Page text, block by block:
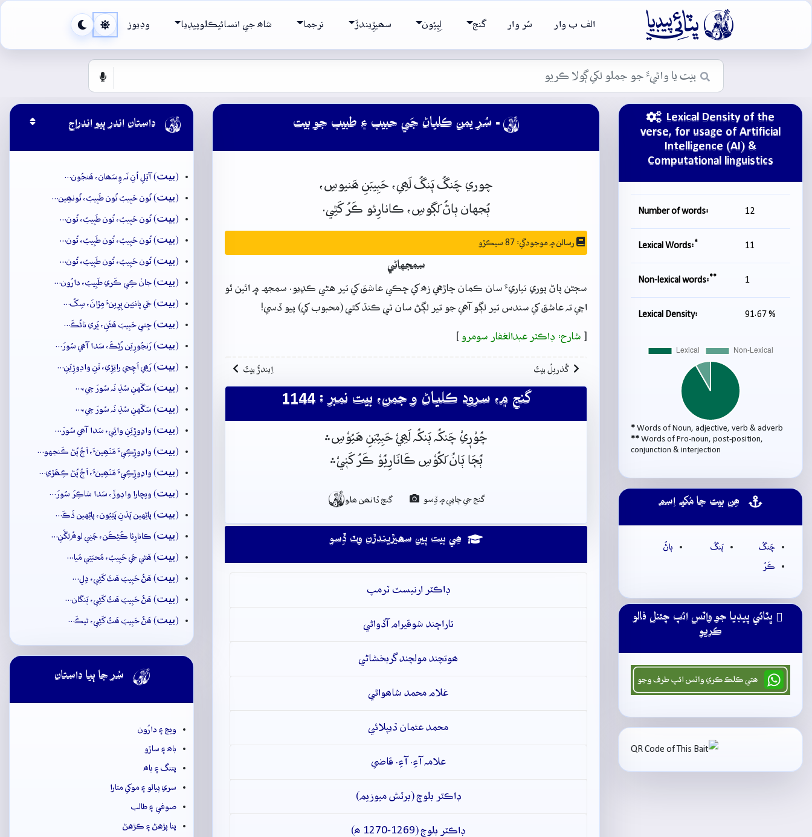
 الف ب وار سُر وار گنج لِپِيُون سھيڙِيندڙَ ترجما شاھ جي انسائيڪلوپيڊيا وڊيوز
Lexical Density of the
verse, for usage of Artificial
Intelligence (AI) &
Computational linguistics
Number of words: 12
Lexical Words:* 11
Non-lexical words:** 1
Lexical Density: 91.67 %
* Words of Noun, adjective, verb & adverb
** Words of Pro-noun, post-position,
conjunction & interjection
ھِن بيت جا مُکيہ اِسم
چَنگُ ٻَنگُ
ٻاڻُ
ڪَرُ
ڀٽائي پيڊيا جو واٽس ائپ چئنل فالو
ڪريو
 - سُر يمن ڪلياڻ جَي حبيب ۽ طبيب جو بيت
چوري چَنگُ ٻَنگُ لَھِي، حَبِيبَنِ ھَنيوسِ،
ٻُجهان ٻاڻُ لَڳوسِ، ڪانارِئو ڪَرُ کَڻِي.
رسالن ۾ موجودگي: 87 سيڪڙو
سمجهاڻي
سڄڻن پاڻ پوري تياريءَ سان ڪمان چاڙهي زھ کي ڇڪي عاشق کي تير هڻي ڪڍيو. سمجهہ ۾ ائين ٿو
اچي تہ عاشق کي سندس تير لڳو آهي جو تير لڳڻ سان ئي ڪنڌ کڻي (محبوب کي) پيو ڏسي!
[ شارح: ڊاڪٽر عبدالغفار سومرو ]
گُذريلُ بيتُ اِيندڙُ بيتُ
گنج ۾، سرود ڪلياڻ و جمن، بيت نمبر : 1144
چُوْرٖيْ چَنکُہ ٻَنکُہ لَھِيْ حَبِيْبَنِ هَيُوْسِ﮶
ٻُڄَا ٻَانُ لَکُوْسِ ڪَانَارِيُوْ ڪَرُ کَنٖيْ﮶
گنج جي ڇاپي ۾ ڏِسو گنج ڏانھن ھلو
ھِي بيت ٻين سھيڙيندڙن وٽ ڏِسو
ڊاڪٽر ارنيسٽ ٽرمپ
تاراچند شوقيرام آڏواڻي
ھوتچند مولچند گربخشاڻي
غلام محمد شاھواڻي
محمد عثمان ڏيپلائي
علامہ آءِ. آءِ. قاضي
ڊاڪٽر بلوچ (برٽش ميوزيم)
ڊاڪٽر بلوچ (1269-1270 ھ)
 داستان اندر ٻيو اندراج
(بيت) آيَلِ اُنِ نَہ وِسَھان، ھَنجُون…
(بيت) تُون حَبِيبُ تُون طَبِيبُ، تُونھِين…
(بيت) تُون حَبِيبُ، تُون طَبِيبُ، تُون…
(بيت) تُون حَبِيبُ، تُون طَبِيبُ، تُون…
(بيت) تُون حَبِيبُ، تُون طَبِيبُ، تُون…
(بيت) جانۡ ڪِي ڪَري طَبِيبُ، دارُون…
(بيت) جَي ڀانيَين پِرِينءَ مِڙانَ، سِکُ…
(بيت) جِتي حَبِيبَ ھَڻَنِ، ڀَري نائُڪَ…
(بيت) رَنجُورِيَن رُڻِڪَ، سَدا آھي سُورَ…
(بيت) رَھِي اَچِجي راتِڙِي، تَنِ واڍوڙِيَنِ…
(بيت) سَگَهنِ سُڌِ نَہ سُورَ جِي،…
(بيت) سَگَهنِ سُڌِ نَہ سُورَ جِي،…
(بيت) واڍوڙِيَنِ وائِي، سَدا آھي سُورَ…
(بيت) واڍوڙِڪِيءَ مَنَھِينءَ، اَڄُ پُڻ ڪَنجهو…
(بيت) واڍوڙِڪِيءَ مَنَھِينءَ، اَڄُ پُڻ ڪِھَڙي…
(بيت) ويچارا واڍوڙَ، سَدا شاڪِرَ سُورَ…
(بيت) پاڻِهين ٻَڌنِ پَٽِيُون، پاڻِهين ڌَڪَ…
(بيت) ڪانارِئا ڪُڻِڪَن، جَنِي لوھُ لِڱَنِ…
(بيت) ھَڻي جَي حَبِيبُ، مُحبَتِي مَيا…
(بيت) ھَڻُ حَبِيبَ ھَٿَ کَڻِي، دِلِ…
(بيت) ھَڻُ حَبِيبَ ھَٿُ کَڻِي، ٻَنگان…
(بيت) ھَڻُ حَبِيبَ ھَٿُ کَڻِي، ٿيڪَ…
 سُر جا ٻيا داستان
ويڄ ۽ دارُون
باھ ۽ ساڙو
پتنگ ۽ باھ
سري پيالو ۽ موکي متارا
صوفي ۽ طالب
پنا پڙهڻ ۽ ڪڙهڻ